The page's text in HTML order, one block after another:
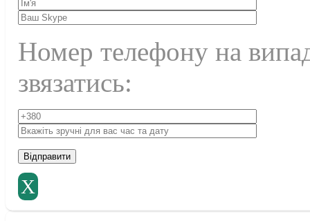
Номер телефону на
звязатись:
X